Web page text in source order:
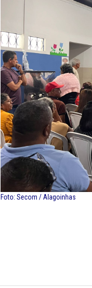
Foto: Secom / Alagoinhas